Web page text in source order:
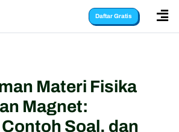
Daftar Gratis 
Materi Fisika
Magnet:
Soal, dan